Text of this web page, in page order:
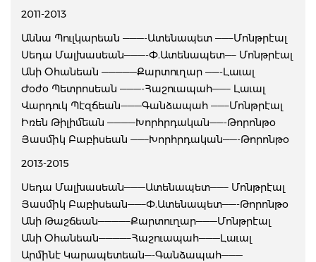
2011-2013
Աննա Պուլկարեան ———-Ատենապետ ——–Մոնթրէալ
Սեդա Մալխասեան———-Փ.Ատենապետ—– Մոնթրէալ
Անի Օհանեան —————Քարտուղար ——-Լաւալ
Ժօժօ Պետրոսեան ———-Հաշուապահ——– Լաւալ
Վարդուկ Պէզճեան———Գանձապահ ——–Մոնթրէալ
Իռեն Թիլիմեան ————Խորհրդական——-Թորոնթօ
Յասմիկ Բաբիսեան ——–Խորհրդական——-Թորոնթօ
2013-2015
Սեդա Մալխասեան———Ատենապետ——– Մոնթրէալ
Յասմիկ Բաբիսեան——–Փ.Ատենապետ——-Թորոնթօ
Անի Թաշճեան————–Քարտուղար———Մոնթրէալ
Անի Օհանեան————–Հաշուապահ———Լաւալ
Արմինէ Կարապետեան—-Գանձապահ———